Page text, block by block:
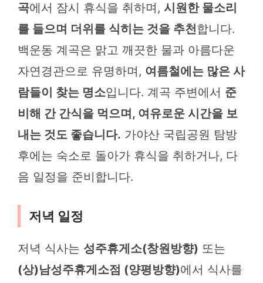
곡에서 잠시 휴식을 취하며, 시원한 물소리
를 들으며 더위를 식히는 것을 추천합니다.
백운동 계곡은 맑고 깨끗한 물과 아름다운
자연경관으로 유명하며, 여름철에는 많은 사
람들이 찾는 명소입니다. 계곡 주변에서 준
비해 간 간식을 먹으며, 여유로운 시간을 보
내는 것도 좋습니다. 가야산 국립공원 탐방
후에는 숙소로 돌아가 휴식을 취하거나, 다
음 일정을 준비합니다.
저녁 일정
저녁 식사는 성주휴게소(창원방향) 또는
(상)남성주휴게소점 (양평방향)에서 식사를